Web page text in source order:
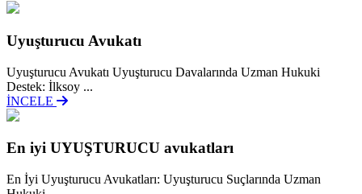
Uyuşturucu Avukatı
Uyuşturucu Avukatı Uyuşturucu Davalarında Uzman Hukuki
Destek: İlksoy ...
İNCELE
En iyi UYUŞTURUCU avukatları
En İyi Uyuşturucu Avukatları: Uyuşturucu Suçlarında Uzman